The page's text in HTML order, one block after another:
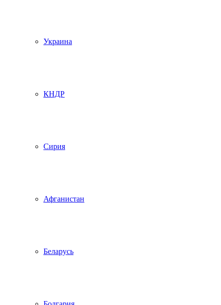
Украина
КНДР
Сирия
Афганистан
Беларусь